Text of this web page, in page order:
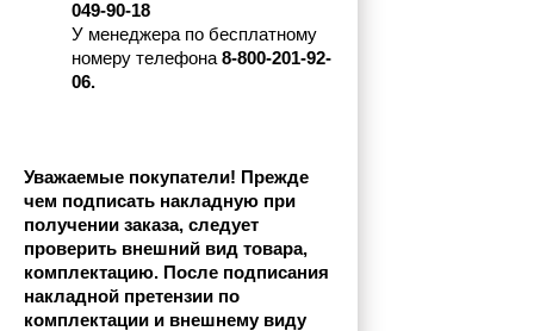
049-90-18
У менеджера по бесплатному
номеру телефона 8-800-201-92-
06.
Уважаемые покупатели! Прежде
чем подписать накладную при
получении заказа, следует
проверить внешний вид товара,
комплектацию. После подписания
накладной претензии по
комплектации и внешнему виду